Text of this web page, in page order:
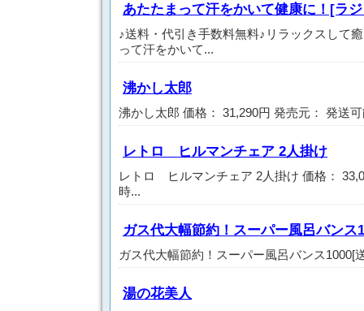
あたたまって汗をかいて健康に！[ラ
♪送料・代引き手数料無料♪リラックスして
って汗をかいて...
沸かし太郎
沸かし太郎 価格： 31,290円 発売元： 発送
レトロ ヒルマンチェア 2人掛け
レトロ ヒルマンチェア 2人掛け 価格：
時...
ガス代大幅節約！スーパー風呂バンス
ガス代大幅節約！スーパー風呂バンス1000[
湯の花美人